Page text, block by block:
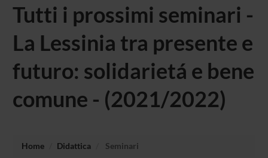
Tutti i prossimi seminari -
La Lessinia tra presente e
futuro: solidarietá e bene
comune - (2021/2022)
Home Didattica Seminari